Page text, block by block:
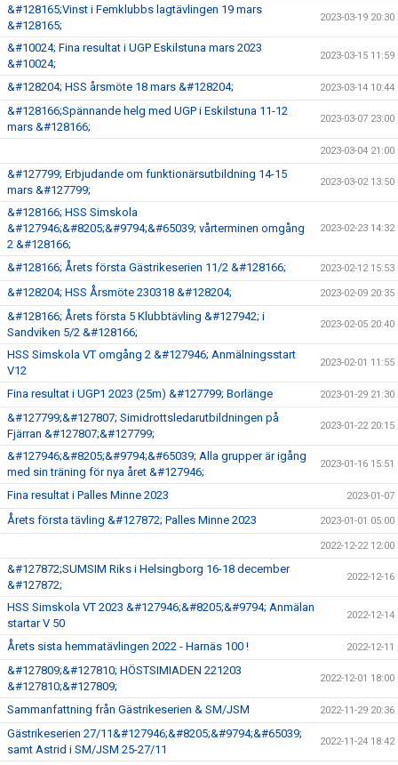
&#128165;Vinst i Femklubbs lagtävlingen 19 mars
&#128165;
2023-03-19 20:30
&#10024; Fina resultat i UGP Eskilstuna mars 2023
&#10024;
2023-03-15 11:59
&#128204; HSS årsmöte 18 mars &#128204; 2023-03-14 10:44
&#128166;Spännande helg med UGP i Eskilstuna 11-12
mars &#128166;
2023-03-07 23:00
2023-03-04 21:00
&#127799; Erbjudande om funktionärsutbildning 14-15
mars &#127799;
2023-03-02 13:50
&#128166; HSS Simskola
&#127946;&#8205;&#9794;&#65039; vårterminen omgång
2 &#128166;
2023-02-23 14:32
&#128166; Årets första Gästrikeserien 11/2 &#128166; 2023-02-12 15:53
&#128204; HSS Årsmöte 230318 &#128204; 2023-02-09 20:35
&#128166; Årets första 5 Klubbtävling &#127942; i
Sandviken 5/2 &#128166;
2023-02-05 20:40
HSS Simskola VT omgång 2 &#127946; Anmälningsstart
V12
2023-02-01 11:55
Fina resultat i UGP1 2023 (25m) &#127799; Borlänge 2023-01-29 21:30
&#127799;&#127807; Simidrottsledarutbildningen på
Fjärran &#127807;&#127799;
2023-01-22 20:15
&#127946;&#8205;&#9794;&#65039; Alla grupper är igång
med sin träning för nya året &#127946;
2023-01-16 15:51
Fina resultat i Palles Minne 2023 2023-01-07
Årets första tävling &#127872; Palles Minne 2023 2023-01-01 05:00
2022-12-22 12:00
&#127872;SUMSIM Riks i Helsingborg 16-18 december
&#127872;
2022-12-16
HSS Simskola VT 2023 &#127946;&#8205;&#9794; Anmälan
startar V 50
2022-12-14
Årets sista hemmatävlingen 2022 - Harnäs 100 ! 2022-12-11
&#127809;&#127810; HÖSTSIMIADEN 221203
&#127810;&#127809;
2022-12-01 18:00
Sammanfattning från Gästrikeserien & SM/JSM 2022-11-29 20:36
Gästrikeserien 27/11&#127946;&#8205;&#9794;&#65039;
samt Astrid i SM/JSM 25-27/11
2022-11-24 18:42